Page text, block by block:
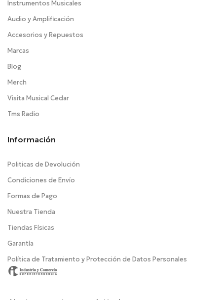
Instrumentos Musicales
Audio y Amplificación
Accesorios y Repuestos
Marcas
Blog
Merch
Visita Musical Cedar
Tms Radio
Información
Politicas de Devolución
Condiciones de Envío
Formas de Pago
Nuestra Tienda
Tiendas Físicas
Garantía
Política de Tratamiento y Protección de Datos Personales